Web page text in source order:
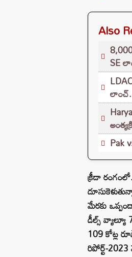
Also
SE
Pak
క్రీడా
మేరకు
డీల్స్‌
109 కోట్ల
రిపోర్ట్‌-2023